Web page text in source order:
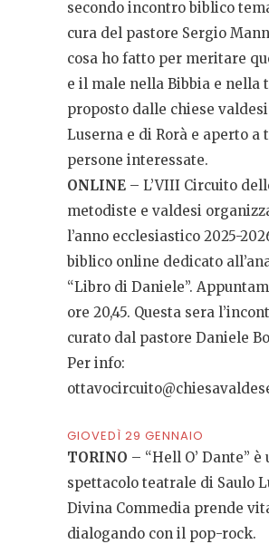
secondo incontro biblico
cura del pastore Sergio
cosa ho fatto per meritare
e il male nella Bibbia e nella
proposto dalle chiese
Luserna e di Rorà e aperto a
persone interessate.
ONLINE – L’VIII Circuito
metodiste e valdesi
l’anno ecclesiastico 2025-
biblico online dedicato
“Libro di Daniele”.
ore 20,45. Questa sera
curato dal pastore Daniele
Per info:
GIOVEDÌ 29 GENNAIO
TORINO – “Hell O’ Dante” è
spettacolo teatrale di Saulo
Divina Commedia prende
dialogando con il pop-rock.